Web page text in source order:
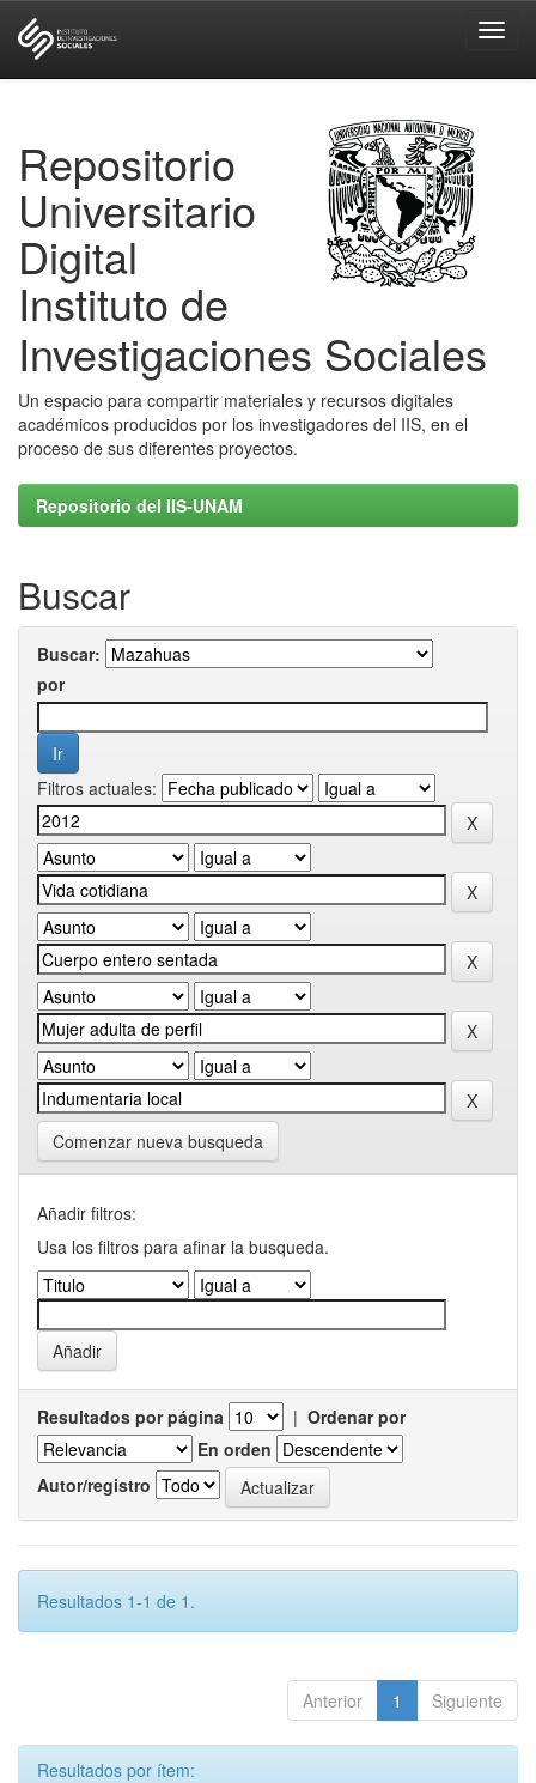
Repositorio
Universitario
Digital
Instituto de
Investigaciones Sociales
Un espacio para compartir materiales y recursos digitales
académicos producidos por los investigadores del IIS, en el
proceso de sus diferentes proyectos.
Repositorio del IIS-UNAM
Buscar
Buscar:
por
Filtros actuales:
Comenzar nueva busqueda
Añadir filtros:
Usa los filtros para afinar la busqueda.
Resultados por página | Ordenar por
En orden
Autor/registro
Resultados 1-1 de 1.
Anterior 1 Siguiente
Resultados por ítem: